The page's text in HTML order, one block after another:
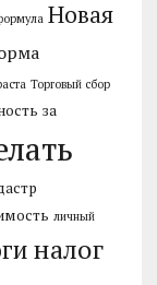
Новая
Торговый сбор
за
личный
налог